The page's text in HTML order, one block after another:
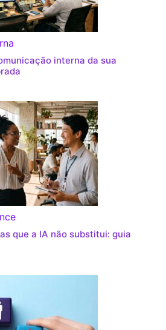
interna da sua
que a IA não substitui: guia